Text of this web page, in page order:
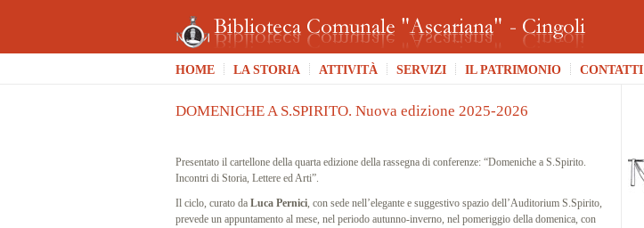
HOME LA STORIA ATTIVITÀ SERVIZI IL PATRIMONIO CONTATTI
DOMENICHE A S.SPIRITO. Nuova edizione 2025-2026
Presentato il cartellone della quarta edizione della rassegna di conferenze: “Domeniche a S.Spirito.
Incontri di Storia, Lettere ed Arti”.
Il ciclo, curato da Luca Pernici, con sede nell’elegante e suggestivo spazio dell’Auditorium S.Spirito,
prevede un appuntamento al mese, nel periodo autunno-inverno, nel pomeriggio della domenica, con